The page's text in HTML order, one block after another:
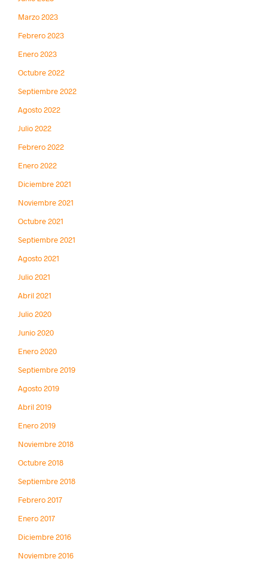
Marzo 2023
Febrero 2023
Enero 2023
Octubre 2022
Septiembre 2022
Agosto 2022
Julio 2022
Febrero 2022
Enero 2022
Diciembre 2021
Noviembre 2021
Octubre 2021
Septiembre 2021
Agosto 2021
Julio 2021
Abril 2021
Julio 2020
Junio 2020
Enero 2020
Septiembre 2019
Agosto 2019
Abril 2019
Enero 2019
Noviembre 2018
Octubre 2018
Septiembre 2018
Febrero 2017
Enero 2017
Diciembre 2016
Noviembre 2016